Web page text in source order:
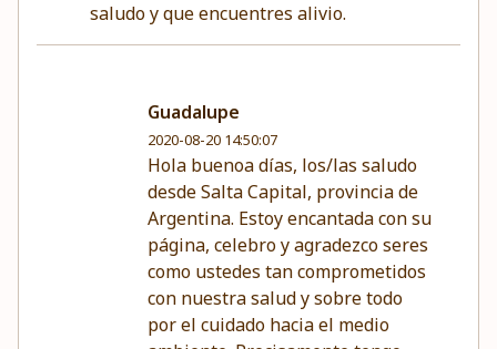
saludo y que encuentres alivio.
Guadalupe
2020-08-20 14:50:07
Hola buenoa días, los/las saludo
desde Salta Capital, provincia de
Argentina. Estoy encantada con su
página, celebro y agradezco seres
como ustedes tan comprometidos
con nuestra salud y sobre todo
por el cuidado hacia el medio